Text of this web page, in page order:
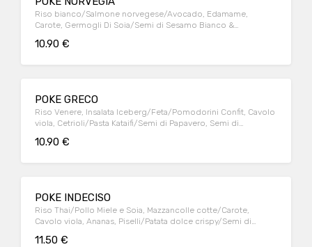
Riso bianco/Salmone norvegese/Avocado, Edamame,
Carote, Germogli Di Soia/Semi di Sesamo Bianco &
10.90 €
POKE GRECO
Riso Venere, Insalata Iceberg/Feta/Pomodorini Confit, Cavolo
viola, Cetrioli/Pasta Kataifi/Semi di Papavero, Semi di
10.90 €
POKE INDECISO
Riso Thai/Pollo Miele e Soia, Mazzancolle cotte/Carote,
Cavolo viola, Ananas, Piselli/Patata dolce crispy/Semi di
11.50 €